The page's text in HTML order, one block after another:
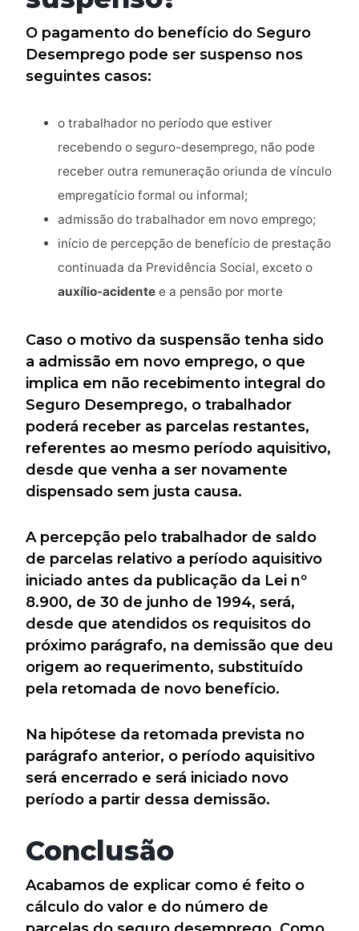
O pagamento do benefício do Seguro
Desemprego pode ser suspenso nos
seguintes casos:
o trabalhador no período que estiver
recebendo o seguro-desemprego, não pode
receber outra remuneração oriunda de vínculo
empregatício formal ou informal;
admissão do trabalhador em novo emprego;
início de percepção de benefício de prestação
continuada da Previdência Social, exceto o
auxílio-acidente e a pensão por morte
Caso o motivo da suspensão tenha sido
a admissão em novo emprego, o que
implica em não recebimento integral do
Seguro Desemprego, o trabalhador
poderá receber as parcelas restantes,
referentes ao mesmo período aquisitivo,
desde que venha a ser novamente
dispensado sem justa causa.
A percepção pelo trabalhador de saldo
de parcelas relativo a período aquisitivo
iniciado antes da publicação da Lei nº
8.900, de 30 de junho de 1994, será,
desde que atendidos os requisitos do
próximo parágrafo, na demissão que deu
origem ao requerimento, substituído
pela retomada de novo benefício.
Na hipótese da retomada prevista no
parágrafo anterior, o período aquisitivo
será encerrado e será iniciado novo
período a partir dessa demissão.
Conclusão
Acabamos de explicar como é feito o
cálculo do valor e do número de